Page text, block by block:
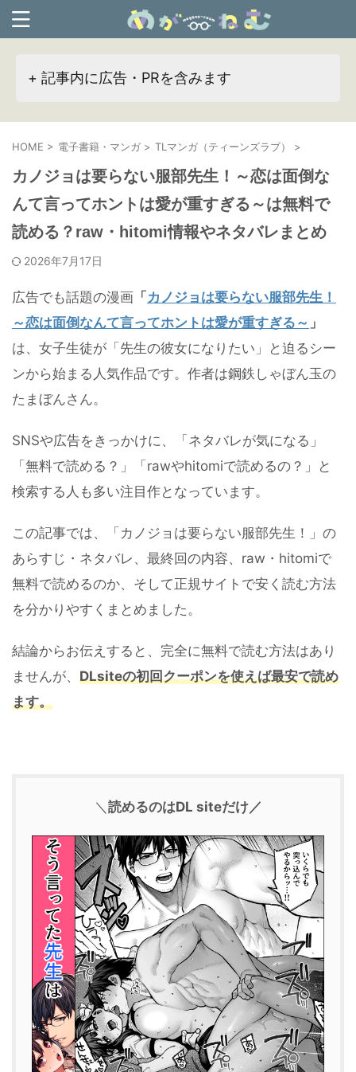
+ 記事内に広告・PRを含みます
HOME > 電子書籍・マンガ > TLマンガ（ティーンズラブ） >
カノジョは要らない服部先生！～恋は面倒な
んて言ってホントは愛が重すぎる～は無料で
読める？raw・hitomi情報やネタバレまとめ
2026年7月17日
広告でも話題の漫画 「 カノジョは要らない服部先生！
～恋は面倒なんて言ってホントは愛が重すぎる～ 」
は、女子生徒が「先生の彼女になりたい」と迫るシー
ンから始まる人気作品です。作者は鋼鉄しゃぼん玉の
たまぼんさん。
SNSや広告をきっかけに、「ネタバレが気になる」
「無料で読める？」「rawやhitomiで読めるの？」と
検索する人も多い注目作となっています。
この記事では、「カノジョは要らない服部先生！」の
あらすじ・ネタバレ、最終回の内容、raw・hitomiで
無料で読めるのか、そして正規サイトで安く読む方法
を分かりやすくまとめました。
結論からお伝えすると、完全に無料で読む方法はあり
ませんが、 DLsiteの初回クーポンを使えば最安で読め
ます。
＼ 読めるのはDL siteだけ／